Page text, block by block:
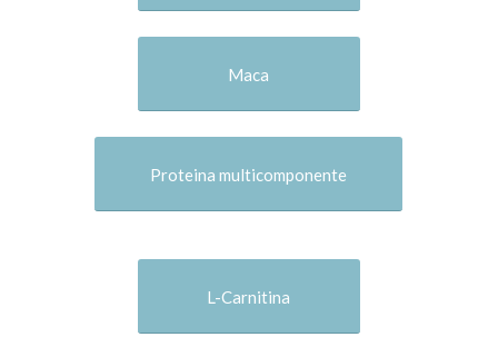
Maca
Proteina multicomponente
L-Carnitina